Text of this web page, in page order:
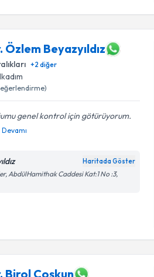
Özlem Beyazyıldız
+2 diğer
genel kontrol için götürüyorum.
Devamı
Haritada Göster
AbdülHamithak Caddesi Kat:1 No :3,
Birol Coşkun